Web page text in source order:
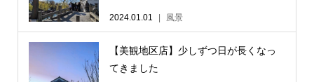
2024.01.01 風景
【美観地区店】少しずつ日が長くなっ
てきました